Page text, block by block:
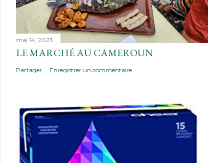
mai 14, 2023
LE MARCHÉ AU CAMEROUN
Partager Enregistrer un commentaire